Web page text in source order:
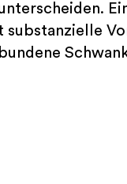
substanzielle